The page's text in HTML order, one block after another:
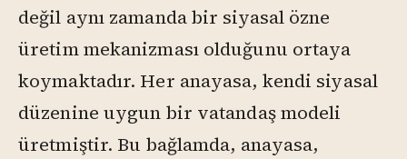
değil aynı zamanda bir siyasal özne
üretim mekanizması olduğunu ortaya
koymaktadır. Her anayasa, kendi siyasal
düzenine uygun bir vatandaş modeli
üretmiştir. Bu bağlamda, anayasa,